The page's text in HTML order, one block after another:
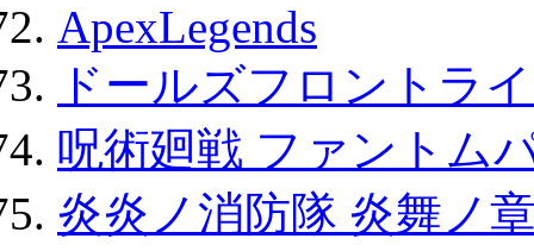
ApexLegends
ドールズフロントラ
呪術廻戦 ファントム
炎炎ノ消防隊 炎舞ノ